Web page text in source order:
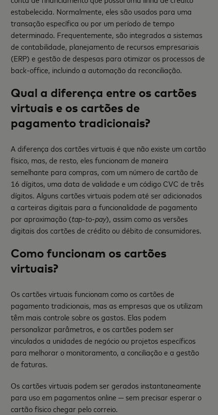
estabelecida. Normalmente, eles são usados para uma
transação específica ou por um período de tempo
determinado. Frequentemente, são integrados a sistemas
de contabilidade, planejamento de recursos empresariais
(ERP) e gestão de despesas para otimizar os processos de
back-office, incluindo a automação da reconciliação.
Qual a diferença entre os cartões
virtuais e os cartões de
pagamento tradicionais?
A diferença dos cartões virtuais é que não existe um cartão
físico, mas, de resto, eles funcionam de maneira
semelhante para compras, com um número de cartão de
16 dígitos, uma data de validade e um código CVC de três
dígitos. Alguns cartões virtuais podem até ser adicionados
a carteiras digitais para a funcionalidade de pagamento
por aproximação (tap-to-pay), assim como as versões
digitais dos cartões de crédito ou débito de consumidores.
Como funcionam os cartões
virtuais?
Os cartões virtuais funcionam como os cartões de
pagamento tradicionais, mas as empresas que os utilizam
têm mais controle sobre os gastos. Elas podem
personalizar parâmetros, e os cartões podem ser
vinculados a unidades de negócio ou projetos específicos
para melhorar o monitoramento, a conciliação e a gestão
de faturas.
Os cartões virtuais podem ser gerados instantaneamente
para uso em pagamentos online — sem precisar esperar o
cartão físico chegar pelo correio.